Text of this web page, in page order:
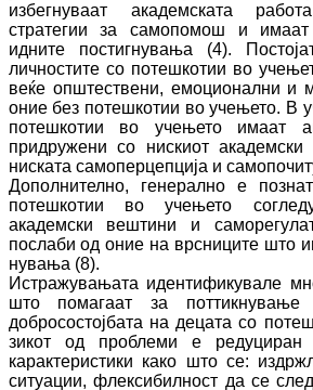
из­бег­ну­ваат академската
стратегии за самопомош и
идните постигнувања (4).
личностите со по­тешкотии во
ве­ќе општествени, емоционални и
оние без потешкотии во уче­ње­то. В
по­теш­ко­тии во учењето имаат
придружени со нискиот
ниската самоперцепција и
Дополнително, генерално е
потешкотии во учењето
академски вештини и
послаби од оние на врсниците што
ну­вања (8).
Истражувањата идентификувале
што помагаат за
добросостојбата на де­ца­та со
зи­кот од проблеми е редуциран
карактеристики како што се:
ситуации, флек­си­бил­ност да се